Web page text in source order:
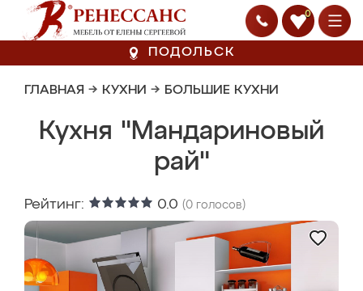
0
ПОДОЛЬСК
ГЛАВНАЯ → КУХНИ → БОЛЬШИЕ КУХНИ
Кухня "Мандариновый
рай"
Рейтинг: 0.0 (0 голосов)